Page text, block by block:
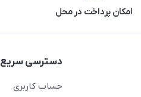
امکان پرداخت در محل
دسترسی سریع
حساب کاربری